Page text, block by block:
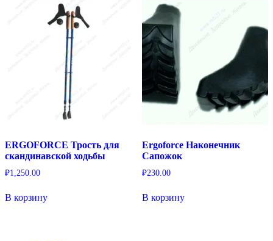
ERGOFORCE Трость для
скандинавской ходьбы
₽1,250.00
В корзину
Ergoforce Наконечник
Сапожок
₽230.00
В корзину